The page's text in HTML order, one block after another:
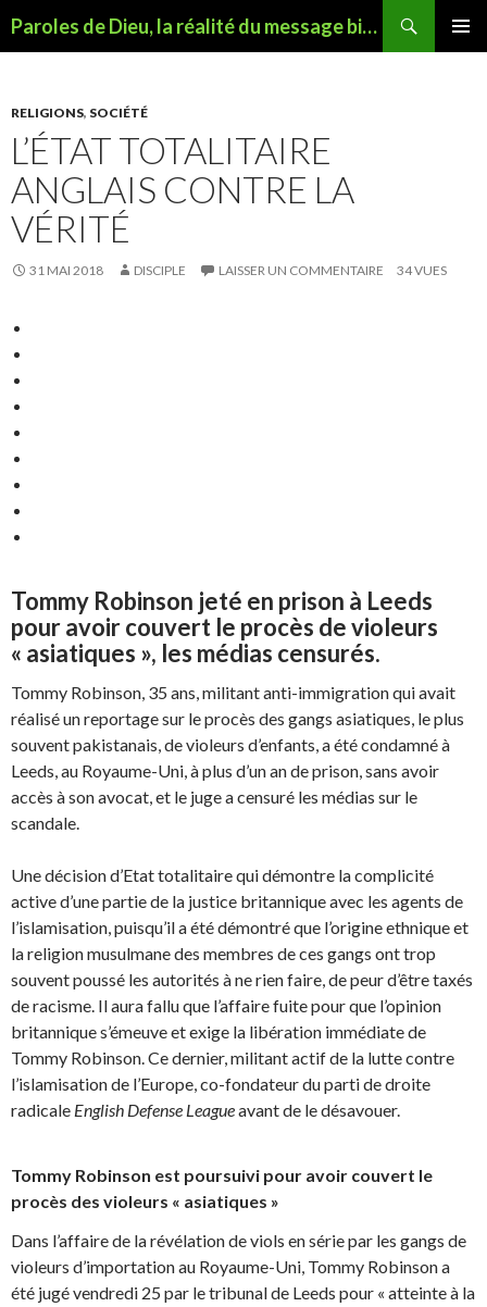
Paroles de Dieu, la réalité du message biblique
RELIGIONS, SOCIÉTÉ
L’ÉTAT TOTALITAIRE
ANGLAIS CONTRE LA
VÉRITÉ
31 MAI 2018 DISCIPLE LAISSER UN COMMENTAIRE 34 VUES
Tommy Robinson jeté en prison à Leeds
pour avoir couvert le procès de violeurs
« asiatiques », les médias censurés.
Tommy Robinson, 35 ans, militant anti-immigration qui avait
réalisé un reportage sur le procès des gangs asiatiques, le plus
souvent pakistanais, de violeurs d’enfants, a été condamné à
Leeds, au Royaume-Uni, à plus d’un an de prison, sans avoir
accès à son avocat, et le juge a censuré les médias sur le
scandale.
Une décision d’Etat totalitaire qui démontre la complicité
active d’une partie de la justice britannique avec les agents de
l’islamisation, puisqu’il a été démontré que l’origine ethnique et
la religion musulmane des membres de ces gangs ont trop
souvent poussé les autorités à ne rien faire, de peur d’être taxés
de racisme. Il aura fallu que l’affaire fuite pour que l’opinion
britannique s’émeuve et exige la libération immédiate de
Tommy Robinson. Ce dernier, militant actif de la lutte contre
l’islamisation de l’Europe, co-fondateur du parti de droite
radicale English Defense Leagueavant de le désavouer.
Tommy Robinson est poursuivi pour avoir couvert le
procès des violeurs « asiatiques »
Dans l’affaire de la révélation de viols en série par les gangs de
violeurs d’importation au Royaume-Uni, Tommy Robinson a
été jugé vendredi 25 par le tribunal de Leeds pour « atteinte à la